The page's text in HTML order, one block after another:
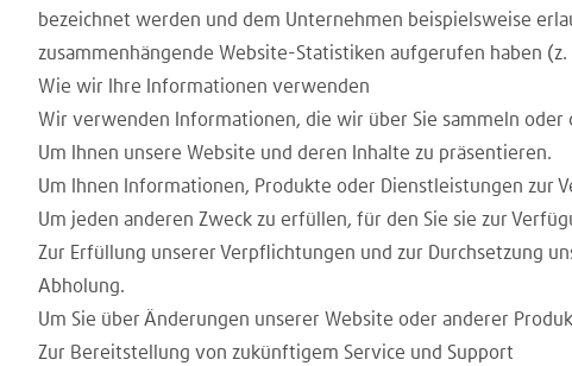
bezeichnet werden und dem Unternehmen beispielsweise
zusammenhängende Website-Statistiken aufgerufen haben
Wie wir Ihre Informationen verwenden
Wir verwenden Informationen, die wir über Sie sammeln
Um Ihnen unsere Website und deren Inhalte zu präsentieren.
Um Ihnen Informationen, Produkte oder Dienstleistungen zur
Um jeden anderen Zweck zu erfüllen, für den Sie sie zur
Zur Erfüllung unserer Verpflichtungen und zur Durchsetzung
Abholung.
Um Sie über Änderungen unserer Website oder anderer
Zur Bereitstellung von zukünftigem Service und Support